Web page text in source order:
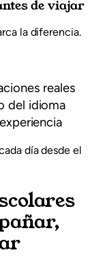
de viajar
la diferencia.
reales
del idioma
día desde el